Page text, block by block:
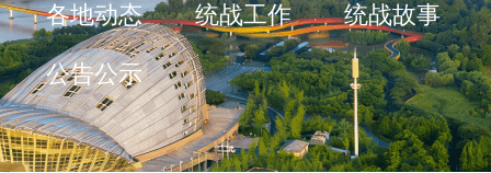
各地动态 统战工作 统战故事
公告公示